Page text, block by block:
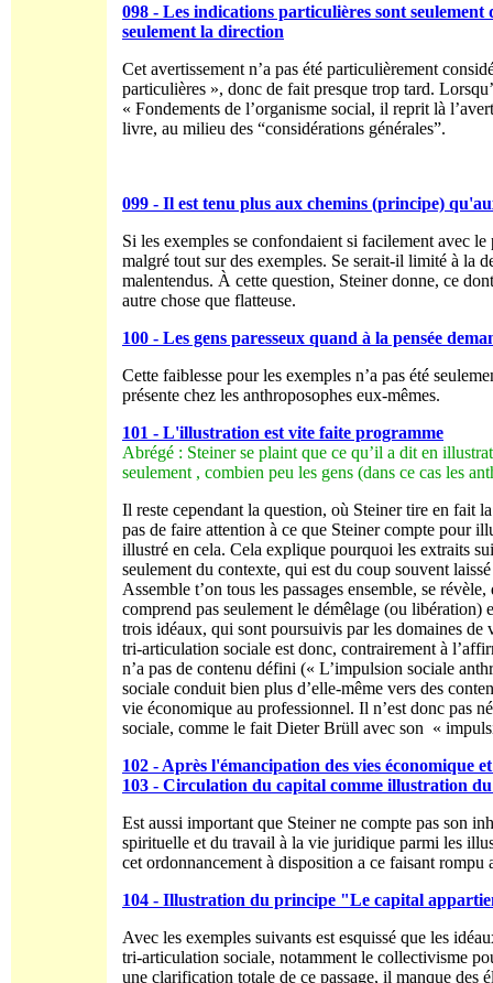
098 - Les indications particulières sont
seulement la direction
Cet avertissement n’a pas été particulièrement
particulières », donc de fait presque trop tard.
« Fondements de l’organisme social, il reprit là
livre, au milieu des “considérations générales”.
099 - Il est tenu plus aux chemins (principe)
Si les exemples se confondaient si facilement avec
malgré tout sur des exemples. Se serait-il limité à la
malentendus. À cette question, Steiner donne, ce
autre chose que flatteuse.
100 - Les gens paresseux quand à la pensée
Cette faiblesse pour les exemples n’a pas été
présente chez les anthroposophes eux-mêmes.
101 - L'illustration est vite faite programme
Abrégé : Steiner se plaint que ce qu’il a dit en
seulement , combien peu les gens (dans ce cas les
Il reste cependant la question, où Steiner tire en fait
pas de faire attention à ce que Steiner compte pour
illustré en cela. Cela explique pourquoi les extraits
seulement du contexte, qui est du coup souvent
Assemble t’on tous les passages ensemble, se
comprend pas seulement le démêlage (ou
trois idéaux, qui sont poursuivis par les domaines
tri-articulation sociale est donc, contrairement à
n’a pas de contenu défini (« L’impulsion sociale
sociale conduit bien plus d’elle-même vers des
vie économique au professionnel. Il n’est donc pas
sociale, comme le fait Dieter Brüll avec son «
102 - Après l'émancipation des vies économique
103 - Circulation du capital comme illustration
Est aussi important que Steiner ne compte pas son
spirituelle et du travail à la vie juridique parmi les
cet ordonnancement à disposition a ce faisant
104 - Illustration du principe "Le capital
Avec les exemples suivants est esquissé que les
tri-articulation sociale, notamment le collectivisme
une clarification totale de ce passage, il manque des